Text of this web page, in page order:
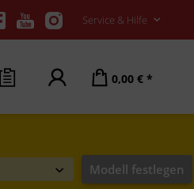
Service & Hilfe
0,00 € *
Modell festlegen